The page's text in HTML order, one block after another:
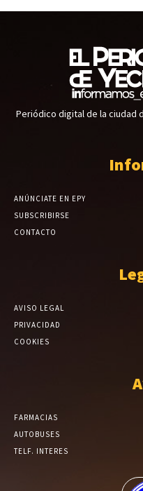
Periódico digital de la ciudad
ANÚNCIATE EN EPY
SUBSCRIBIRSE
CONTACTO
AVISO LEGAL
PRIVACIDAD
COOKIES
FARMACIAS
AUTOBUSES
TELF. INTERES